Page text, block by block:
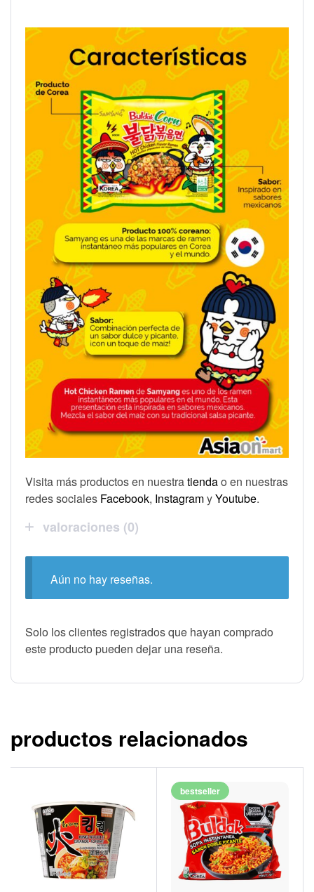
Visita más productos en nuestratiendao en nuestras
redes sociales Facebook, InstagramyYoutube.
valoraciones (0)
Aún no hay reseñas.
Solo los clientes registrados que hayan comprado
este producto pueden dejar una reseña.
productos relacionados
bestseller